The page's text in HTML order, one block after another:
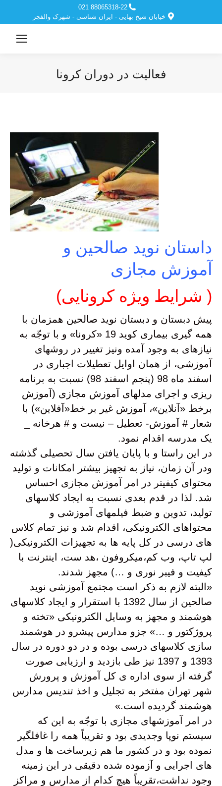
88065318-22 021
خیابان شیخ بهایی - ایران شناسی - شهرک والفجر
فعالیت در دوران کرونا
داستان نوید صالحین و
آموزش مجازی
( شرایط ویژه کرونایی)
پیش دبستان و دبستان نوید صالحین همزمان با
همه گیری بیماری کوید 19 «کرونا» و با توجّه به
نیازهای به وجود آمده ونیز تغییر در روشهای
آموزشی، از همان اوایل تعطیلات اجباری در
اسفند ماه 98 (پنجم اسفند 98) نسبت به برنامه
ریزی و اجرای مدلهای آموزش مجازی (آموزش
برخط «آنلاین»، آموزش غیر بر خط«آفلاین») با
شعار # آموزش- تعطیل – نیست و # هرخانه _
یک مدرسه اقدام نمود.
در این راستا و با پایان یافتن سال تحصیلی گذشته
ودر آن زمان، نیاز به تجهیز بیشتر امکانات و تولید
محتوای کیفیتر در امر آموزش مجازی احساس
شد. لذا در قدم بعدی نسبت به ایجاد کلاسهای
تولید، تدوین و ضبط فیلمهای آموزشی و
محتواهای الکترونیکی، اقدام شد و نیز تمام کلاس
های درسی در کل پایه ها به تجهیزات الکترونیکی(
لپ تاپ، وب کم،میکروفون ،هد ست، اینترنت با
کیفیت و فیبر نوری و …) مجهز شدند.
«البته لازم به ذکر است مجتمع آموزشی نوید
صالحین از سال 1392 با استقرار و ایجاد کلاسهای
هوشمند و مجهز به وسایل الکترونیکی «تخته و
پروژکتور و …» جزو مدارس پیشرو در هوشمند
سازی کلاسهای درسی بوده و در دو دوره در سال
1393 و 1397 نیز طی بازدید و ارزیابی صورت
گرفته از سوی اداره ی کل آموزش و پرورش
شهر تهران مفتخر به تجلیل و اخذ تندیس مدارس
هوشمند گردیده است.»
در امر آموزشهای مجازی با توجّه به این که
سیستم نوپا وجدیدی بود و تقریباً همه را غافلگیر
نموده بود و در کشور ما هم زیرساخت ها و مدل
های اجرایی و آزموده شده دقیقی در این زمینه
وجود نداشت،تقریباً هیچ کدام از مدارس و مراکز